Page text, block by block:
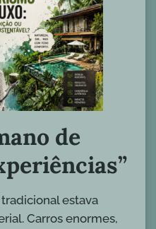
de
estava
Carros enormes,